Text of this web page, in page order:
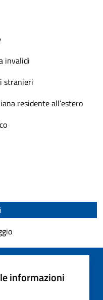
invalidi
stranieri
residente all’estero
informazioni